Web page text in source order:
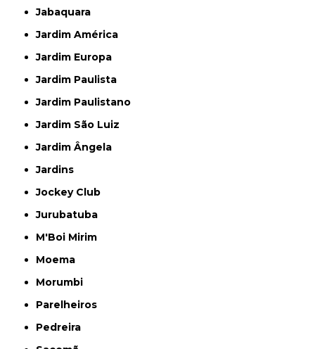
Jabaquara
Jardim América
Jardim Europa
Jardim Paulista
Jardim Paulistano
Jardim São Luiz
Jardim Ângela
Jardins
Jockey Club
Jurubatuba
M'Boi Mirim
Moema
Morumbi
Parelheiros
Pedreira